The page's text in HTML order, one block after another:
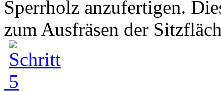
Sperrholz anzufertigen.
zum Ausfräsen der